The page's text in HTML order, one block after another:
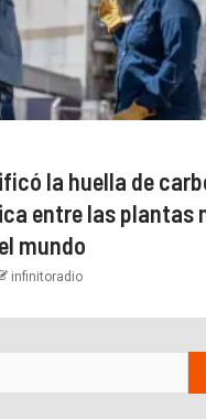
la huella de
entre las plantas
mundo​
infinitoradio